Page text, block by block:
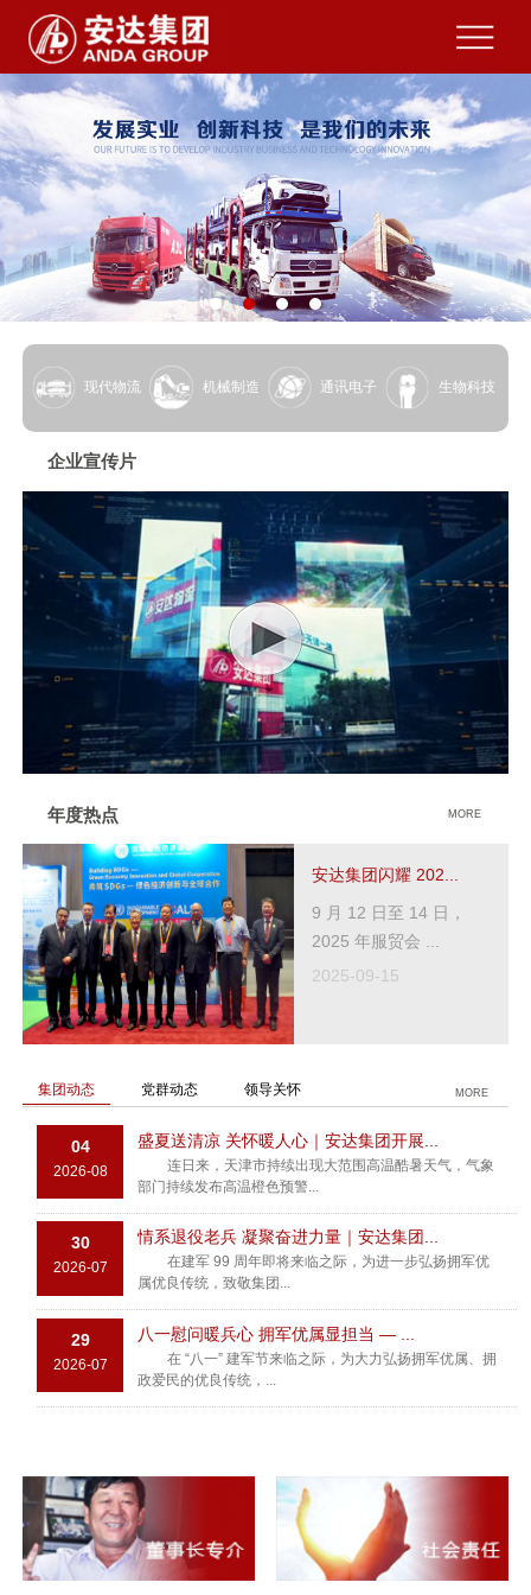
现代物流 机械制造 通讯电子 生物科技
企业宣传片
年度热点 MORE
安达集团闪耀 202...
9 月 12 日至 14 日，
2025 年服贸会 ...
2025-09-15
集团动态 党群动态 领导关怀 MORE
04
2026-08
盛夏送清凉 关怀暖人心｜安达集团开展...
连日来，天津市持续出现大范围高温酷暑天气，气象
部门持续发布高温橙色预警...
30
2026-07
情系退役老兵 凝聚奋进力量｜安达集团...
在建军 99 周年即将来临之际，为进一步弘扬拥军优
属优良传统，致敬集团...
29
2026-07
八一慰问暖兵心 拥军优属显担当 — ...
在 “八一” 建军节来临之际，为大力弘扬拥军优属、拥
政爱民的优良传统，...